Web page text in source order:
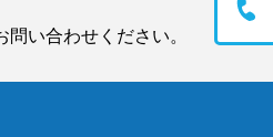
い合わせください。